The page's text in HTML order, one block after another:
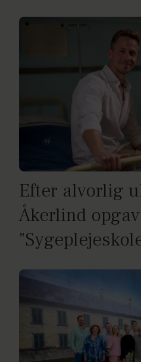
Efter alvorlig
Åkerlind